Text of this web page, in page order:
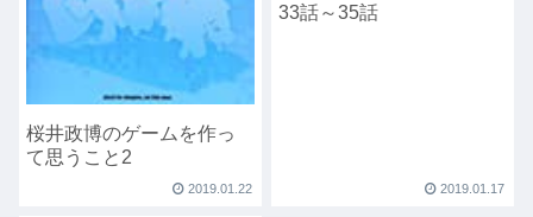
桜井政博のゲームを作っ
て思うこと2
2019.01.22
33話～35話
2019.01.17